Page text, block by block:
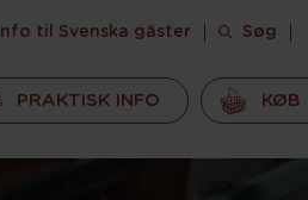
Info til Svenska gäster Søg
PRAKTISK INFO KØB